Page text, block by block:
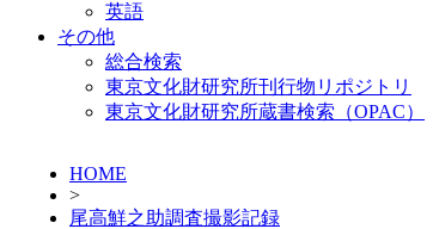
英語
その他
総合検索
東京文化財研究所刊行物リポジトリ
東京文化財研究所蔵書検索（OPAC）
HOME
>
尾高鮮之助調査撮影記録